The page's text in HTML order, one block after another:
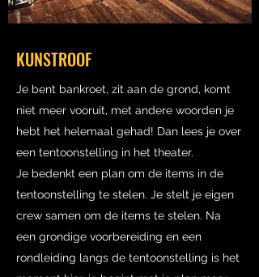
KUNSTROOF
Je bent bankroet, zit aan de grond, komt
niet meer vooruit, met andere woorden je
hebt het helemaal gehad! Dan lees je over
een tentoonstelling in het theater.
Je bedenkt een plan om de items in de
tentoonstelling te stelen. Je stelt je eigen
crew samen om de items te stelen. Na
een grondige voorbereiding en een
rondleiding langs de tentoonstelling is het